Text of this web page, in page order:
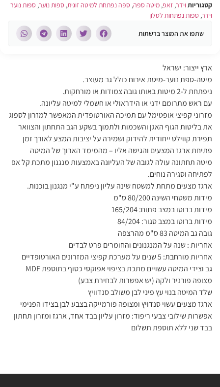
קטגוריותוידר, זאפ, מיטה ספה, ספה נפתחת למיטה זוגית, ספות נוער, ספות נוער
וידר, ספות נפתחות לסלון
שתפו את המוצר ברשתות
ארץ ייצור: ישראל
מיטה-ספת נוער-מיטת אירוח כולל גב מעוצב.
ניפתחת ל-2 מיטות באותו גובה צמודות או מורחקות.
עם ראש מתרומם ידני או הידראולי או חשמלי למיטה עליונה.
מזרוני קפיצי אופטימל עם תמיכה האורטופדית המאפשר למזרון לספוג
את בליטות הגוף האגן והשכמות ולתמוך בשקע הגב התחתון והצוואר
תפירת קווילט ייחודית להידוק ושמירה על יציבות המצע לאורך זמן
פתיחת ארגז המצעים והגישה אליו – מהמימד הארוך של המיטה
מיטה תחתונה עולה לגובה של העליונה באמצעות מנגנון מתכת קל אפ
לפתיחה וסגירה נוחים.
ארגז מצעים מתחת למשטח שינה עליון ניפתח ע"י מנגנון בוכנות.
מידות משטחי השינה 80/200 ס"מ
מידות ברוטו במצב פתוח: 165/204
מידות ברוטו במצב סגור: 84/204
גובה גב המיטה 83 ס"מ מהרצפה
אחריות : שנה על המנגנונים והחומרים פרט לבדים
אחריות מורחבת: 5 שנים על מערכת קפיצי המזרונים האורטופדיים
גב וצידי המיטה עשויים מתכת בציפוי אפוקסי כסוף בתוספת MDF
מצופה פורניר ולקה (יש אפשרות לבחירת צבע)
שלד המיטה בנוי עץ פיני לבן משולב סנדוויץ
ארגז מצעים עשוי סנדויץ ומצופה פורמייקה בצבע לבן בצידו הפנימי
אפשרות שילובי צבעי ריפוד: מזרון עליון בבד אחד, ארגז ומזרון תחתון
בבד שני ללא תוספת תשלום